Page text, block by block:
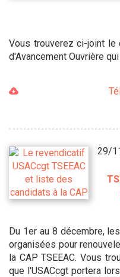
Vous trouverez ci-joint le
d'Avancement Ouvrière
29/
Du 1er au 8 décembre,
organisées pour
la CAP TSEEAC. Vous
que l'USACcgt portera